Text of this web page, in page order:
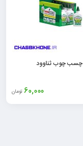
چسب چوب ثناوود
60,000 تومان